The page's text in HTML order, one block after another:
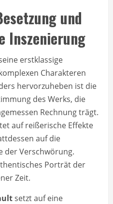
und
Inszenierung
erstklassige
Charakteren
hervorzuheben ist die
des Werks, die
Rechnung trägt.
auf reißerische Effekte
auf die
der Verschwörung.
Porträt der
Zeit.
setzt auf eine